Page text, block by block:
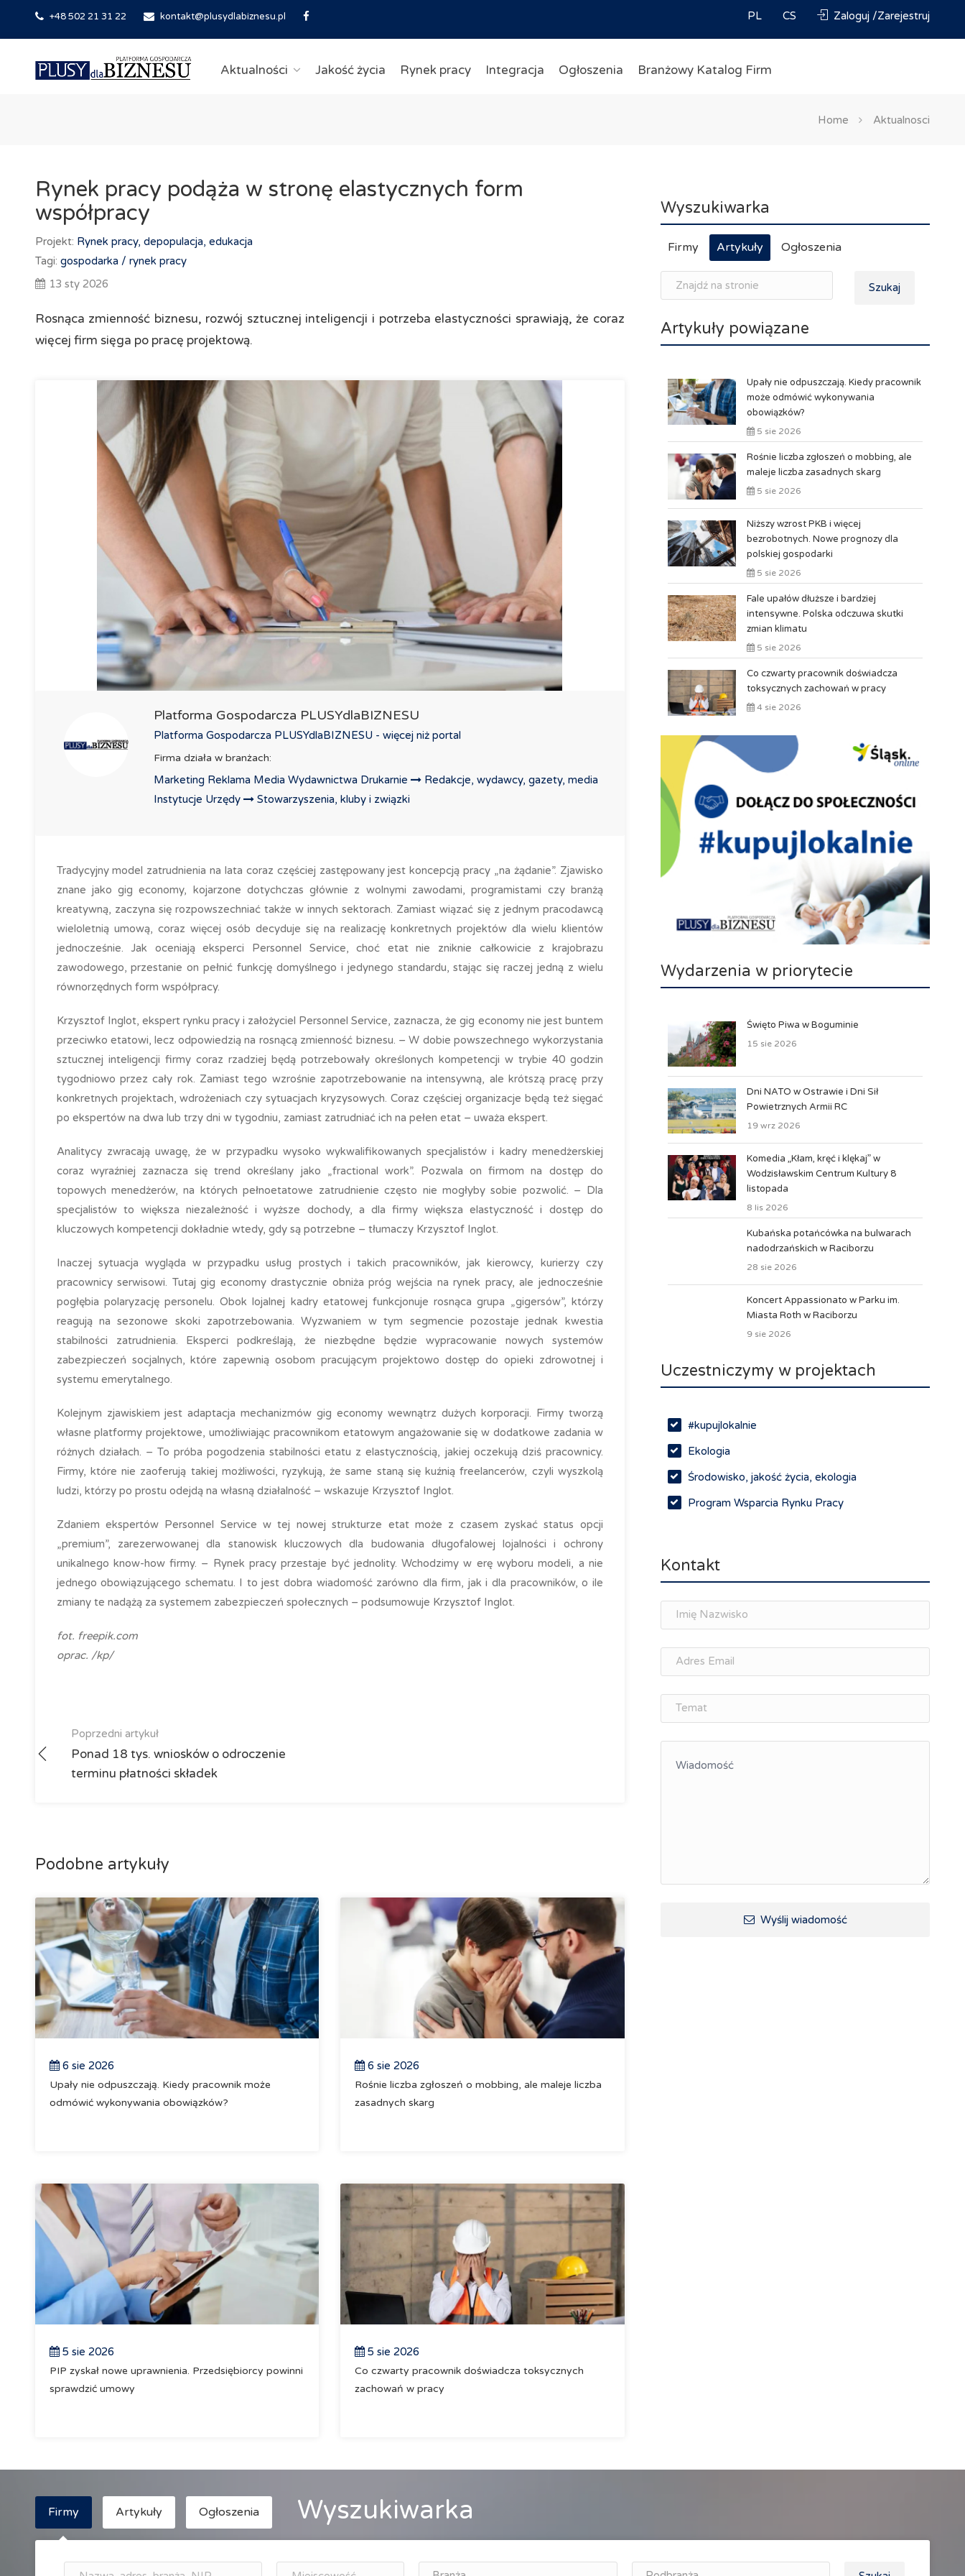
+48 502 21 31 22 kontakt@plusydlabiznesu.pl PL CS Zaloguj /Zarejestruj
Aktualności Jakość życia Rynek pracy Integracja Ogłoszenia Branżowy Katalog Firm
Home Aktualnosci
Rynek pracy podąża w stronę elastycznych form
współpracy
Projekt: Rynek pracy, depopulacja, edukacja
Tagi: gospodarka / rynek pracy
13 sty 2026
Rosnąca zmienność biznesu, rozwój sztucznej inteligencji i potrzeba elastyczności sprawiają, że coraz
więcej firm sięga po pracę projektową.
Platforma Gospodarcza PLUSYdlaBIZNESU
Platforma Gospodarcza PLUSYdlaBIZNESU - więcej niż portal
Firma działa w branżach:
Marketing Reklama Media Wydawnictwa Drukarnie
Redakcje, wydawcy, gazety, media
Instytucje Urzędy
Stowarzyszenia, kluby i związki
Tradycyjny model zatrudnienia na lata coraz częściej zastępowany jest koncepcją pracy „na żądanie”. Zjawisko
znane jako gig economy, kojarzone dotychczas głównie z wolnymi zawodami, programistami czy branżą
kreatywną, zaczyna się rozpowszechniać także w innych sektorach. Zamiast wiązać się z jednym pracodawcą
wieloletnią umową, coraz więcej osób decyduje się na realizację konkretnych projektów dla wielu klientów
jednocześnie. Jak oceniają eksperci Personnel Service, choć etat nie zniknie całkowicie z krajobrazu
zawodowego, przestanie on pełnić funkcję domyślnego i jedynego standardu, stając się raczej jedną z wielu
równorzędnych form współpracy.
Krzysztof Inglot, ekspert rynku pracy i założyciel Personnel Service, zaznacza, że gig economy nie jest buntem
przeciwko etatowi, lecz odpowiedzią na rosnącą zmienność biznesu. – W dobie powszechnego wykorzystania
sztucznej inteligencji firmy coraz rzadziej będą potrzebowały określonych kompetencji w trybie 40 godzin
tygodniowo przez cały rok. Zamiast tego wzrośnie zapotrzebowanie na intensywną, ale krótszą pracę przy
konkretnych projektach, wdrożeniach czy sytuacjach kryzysowych. Coraz częściej organizacje będą też sięgać
po ekspertów na dwa lub trzy dni w tygodniu, zamiast zatrudniać ich na pełen etat – uważa ekspert.
Analitycy zwracają uwagę, że w przypadku wysoko wykwalifikowanych specjalistów i kadry menedżerskiej
coraz wyraźniej zaznacza się trend określany jako „fractional work”. Pozwala on firmom na dostęp do
topowych menedżerów, na których pełnoetatowe zatrudnienie często nie mogłyby sobie pozwolić. – Dla
specjalistów to większa niezależność i wyższe dochody, a dla firmy większa elastyczność i dostęp do
kluczowych kompetencji dokładnie wtedy, gdy są potrzebne – tłumaczy Krzysztof Inglot.
Inaczej sytuacja wygląda w przypadku usług prostych i takich pracowników, jak kierowcy, kurierzy czy
pracownicy serwisowi. Tutaj gig economy drastycznie obniża próg wejścia na rynek pracy, ale jednocześnie
pogłębia polaryzację personelu. Obok lojalnej kadry etatowej funkcjonuje rosnąca grupa „gigersów”, którzy
reagują na sezonowe skoki zapotrzebowania. Wyzwaniem w tym segmencie pozostaje jednak kwestia
stabilności zatrudnienia. Eksperci podkreślają, że niezbędne będzie wypracowanie nowych systemów
zabezpieczeń socjalnych, które zapewnią osobom pracującym projektowo dostęp do opieki zdrowotnej i
systemu emerytalnego.
Kolejnym zjawiskiem jest adaptacja mechanizmów gig economy wewnątrz dużych korporacji. Firmy tworzą
własne platformy projektowe, umożliwiając pracownikom etatowym angażowanie się w dodatkowe zadania w
różnych działach. – To próba pogodzenia stabilności etatu z elastycznością, jakiej oczekują dziś pracownicy.
Firmy, które nie zaoferują takiej możliwości, ryzykują, że same staną się kuźnią freelancerów, czyli wyszkolą
ludzi, którzy po prostu odejdą na własną działalność – wskazuje Krzysztof Inglot.
Zdaniem ekspertów Personnel Service w tej nowej strukturze etat może z czasem zyskać status opcji
„premium”, zarezerwowanej dla stanowisk kluczowych dla budowania długofalowej lojalności i ochrony
unikalnego know-how firmy. – Rynek pracy przestaje być jednolity. Wchodzimy w erę wyboru modeli, a nie
jednego obowiązującego schematu. I to jest dobra wiadomość zarówno dla firm, jak i dla pracowników, o ile
zmiany te nadążą za systemem zabezpieczeń społecznych – podsumowuje Krzysztof Inglot.
fot. freepik.com
oprac. /kp/
Poprzedni artykuł
Ponad 18 tys. wniosków o odroczenie
terminu płatności składek
Podobne artykuły
6 sie 2026
Upały nie odpuszczają. Kiedy pracownik może
odmówić wykonywania obowiązków?
6 sie 2026
Rośnie liczba zgłoszeń o mobbing, ale maleje liczba
zasadnych skarg
5 sie 2026
PIP zyskał nowe uprawnienia. Przedsiębiorcy powinni
sprawdzić umowy
5 sie 2026
Co czwarty pracownik doświadcza toksycznych
zachowań w pracy
Wyszukiwarka
Firmy Artykuły Ogłoszenia
Szukaj
Artykuły powiązane
Upały nie odpuszczają. Kiedy pracownik
może odmówić wykonywania
obowiązków?
5 sie 2026
Rośnie liczba zgłoszeń o mobbing, ale
maleje liczba zasadnych skarg
5 sie 2026
Niższy wzrost PKB i więcej
bezrobotnych. Nowe prognozy dla
polskiej gospodarki
5 sie 2026
Fale upałów dłuższe i bardziej
intensywne. Polska odczuwa skutki
zmian klimatu
5 sie 2026
Co czwarty pracownik doświadcza
toksycznych zachowań w pracy
4 sie 2026
Wydarzenia w priorytecie
Święto Piwa w Boguminie
15 sie 2026
Dni NATO w Ostrawie i Dni Sił
Powietrznych Armii RC
19 wrz 2026
Komedia „Kłam, kręć i klękaj” w
Wodzisławskim Centrum Kultury 8
listopada
8 lis 2026
Kubańska potańcówka na bulwarach
nadodrzańskich w Raciborzu
28 sie 2026
Koncert Appassionato w Parku im.
Miasta Roth w Raciborzu
9 sie 2026
Uczestniczymy w projektach
#kupujlokalnie
Ekologia
Środowisko, jakość życia, ekologia
Program Wsparcia Rynku Pracy
Spotkania branżowe
osobisty
Memorandum Gospodarcze PL-CZ
Śląskie Porozumienie Gospodarcze
ŚLĄSK.ONLINE
Integracja
Kontakt
Wyślij wiadomość
Firmy Artykuły Ogłoszenia Wyszukiwarka